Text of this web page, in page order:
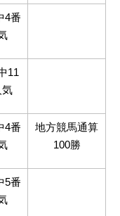
4番
11
気
4番
地方競馬通算
100勝
5番